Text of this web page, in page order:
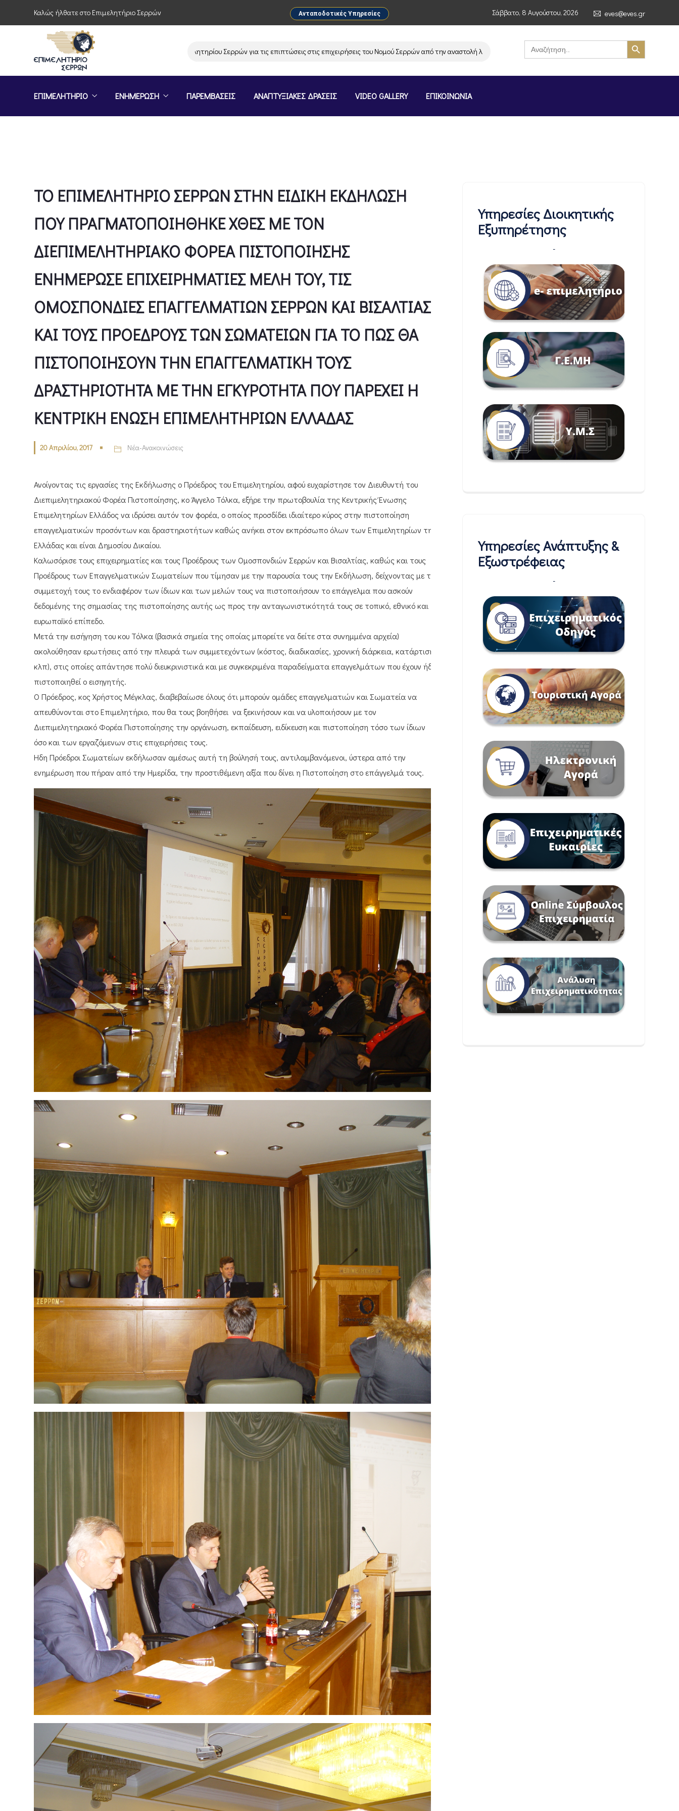
Καλώς ήλθατε στο Επιμελητήριο Σερρών Ανταποδοτικές Υπηρεσίες Σάββατο, 8 Αυγούστου, 2026 eves@eves.gr
Παρέμβαση του Επιμελητηρίου Σερρών για τις επιπτώσεις στις επιχειρήσεις του Νομού Σερρών από την αναστολή λειτουργίας της αλυσίδας σούπερ μάρκετ MERE στην Ελλάδα – Επιστολή Αθ.
Search
for:
Search Button
ΕΠΙΜΕΛΗΤΗΡΙΟ ΕΝΗΜΕΡΩΣΗ ΠΑΡΕΜΒΑΣΕΙΣ ΑΝΑΠΤΥΞΙΑΚΕΣ ΔΡΑΣΕΙΣ VIDEO GALLERY ΕΠΙΚΟΙΝΩΝΙΑ
ΤΟ ΕΠΙΜΕΛΗΤΗΡΙΟ ΣΕΡΡΩΝ ΣΤΗΝ ΕΙΔΙΚΗ ΕΚΔΗΛΩΣΗ
ΠΟΥ ΠΡΑΓΜΑΤΟΠΟΙΗΘΗΚΕ ΧΘΕΣ ΜΕ ΤΟΝ
ΔΙΕΠΙΜΕΛΗΤΗΡΙΑΚΟ ΦΟΡΕΑ ΠΙΣΤΟΠΟΙΗΣΗΣ
ΕΝΗΜΕΡΩΣΕ ΕΠΙΧΕΙΡΗΜΑΤΙΕΣ ΜΕΛΗ ΤΟΥ, ΤΙΣ
ΟΜΟΣΠΟΝΔΙΕΣ ΕΠΑΓΓΕΛΜΑΤΙΩΝ ΣΕΡΡΩΝ ΚΑΙ ΒΙΣΑΛΤΙΑΣ
ΚΑΙ ΤΟΥΣ ΠΡΟΕΔΡΟΥΣ ΤΩΝ ΣΩΜΑΤΕΙΩΝ ΓΙΑ ΤΟ ΠΩΣ ΘΑ
ΠΙΣΤΟΠΟΙΗΣΟΥΝ ΤΗΝ ΕΠΑΓΓΕΛΜΑΤΙΚΗ ΤΟΥΣ
ΔΡΑΣΤΗΡΙΟΤΗΤΑ ΜΕ ΤΗΝ ΕΓΚΥΡΟΤΗΤΑ ΠΟΥ ΠΑΡΕΧΕΙ Η
ΚΕΝΤΡΙΚΗ ΕΝΩΣΗ ΕΠΙΜΕΛΗΤΗΡΙΩΝ ΕΛΛΑΔΑΣ
20 Απριλίου, 2017 Νέα-Ανακοινώσεις
Ανοίγοντας τις εργασίες της Εκδήλωσης ο Πρόεδρος του Επιμελητηρίου, αφού ευχαρίστησε τον Διευθυντή του
Διεπιμελητηριακού Φορέα Πιστοποίησης, κο Άγγελο Τόλκα, εξήρε την πρωτοβουλία της Κεντρικής Ένωσης
Επιμελητηρίων Ελλάδος να ιδρύσει αυτόν τον φορέα, ο οποίος προσδίδει ιδιαίτερο κύρος στην πιστοποίηση
επαγγελματικών προσόντων και δραστηριοτήτων καθώς ανήκει στον εκπρόσωπο όλων των Επιμελητηρίων της
Ελλάδας και είναι Δημοσίου Δικαίου.
Καλωσόρισε τους επιχειρηματίες και τους Προέδρους των Ομοσπονδιών Σερρών και Βισαλτίας, καθώς και τους
Προέδρους των Επαγγελματικών Σωματείων που τίμησαν με την παρουσία τους την Εκδήλωση, δείχνοντας με τη
συμμετοχή τους το ενδιαφέρον των ίδιων και των μελών τους να πιστοποιήσουν το επάγγελμα που ασκούν
δεδομένης της σημασίας της πιστοποίησης αυτής ως προς την ανταγωνιστικότητά τους σε τοπικό, εθνικό και
ευρωπαϊκό επίπεδο.
Μετά την εισήγηση του κου Τόλκα (βασικά σημεία της οποίας μπορείτε να δείτε στα συνημμένα αρχεία)
ακολούθησαν ερωτήσεις από την πλευρά των συμμετεχόντων (κόστος, διαδικασίες, χρονική διάρκεια, κατάρτιση
κλπ), στις οποίες απάντησε πολύ διευκρινιστικά και με συγκεκριμένα παραδείγματα επαγγελμάτων που έχουν ήδη
πιστοποιηθεί ο εισηγητής.
Ο Πρόεδρος, κος Χρήστος Μέγκλας, διαβεβαίωσε όλους ότι μπορούν ομάδες επαγγελματιών και Σωματεία να
απευθύνονται στο Επιμελητήριο, που θα τους βοηθήσει να ξεκινήσουν και να υλοποιήσουν με τον
Διεπιμελητηριακό Φορέα Πιστοποίησης την οργάνωση, εκπαίδευση, ειδίκευση και πιστοποίηση τόσο των ίδιων
όσο και των εργαζόμενων στις επιχειρήσεις τους.
Ήδη Πρόεδροι Σωματείων εκδήλωσαν αμέσως αυτή τη βούλησή τους, αντιλαμβανόμενοι, ύστερα από την
ενημέρωση που πήραν από την Ημερίδα, την προστιθέμενη αξία που δίνει η Πιστοποίηση στο επάγγελμά τους.
Υπηρεσίες Διοικητικής
Εξυπηρέτησης
-
Υπηρεσίες Ανάπτυξης &
Εξωστρέφειας
-